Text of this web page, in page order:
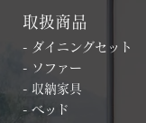
取扱商品
- ダイニングセット
- ソファー
- 収納家具
- ベッド